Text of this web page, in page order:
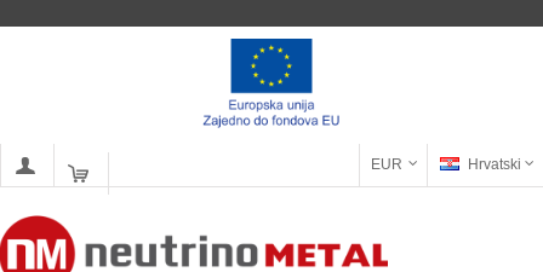
EUR Hrvatski